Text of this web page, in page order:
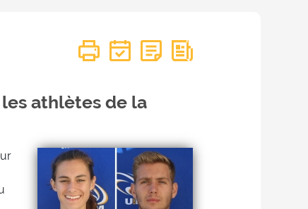
athlètes de la